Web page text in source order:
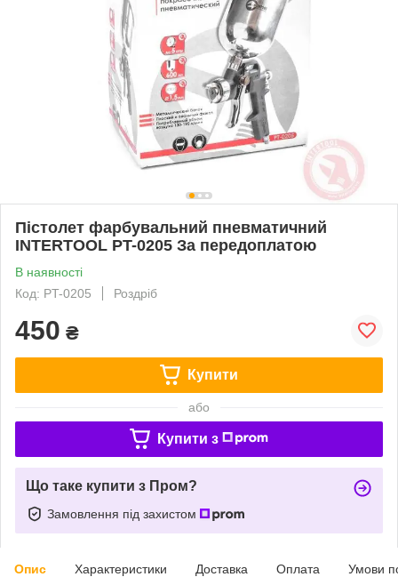
Пістолет фарбувальний пневматичний
INTERTOOL PT-0205 За передоплатою
В наявності
Код: PT-0205
Роздріб
450 ₴
Купити
або
Купити з
Що таке купити з Пром?
Замовлення під захистом
Опис Характеристики Доставка Оплата Умови